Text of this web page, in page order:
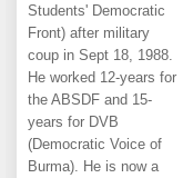
Students' Democratic
Front) after military
coup in Sept 18, 1988.
He worked 12-years for
the ABSDF and 15-
years for DVB
(Democratic Voice of
Burma). He is now a